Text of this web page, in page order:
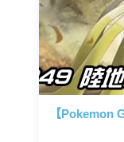
【Pokemon